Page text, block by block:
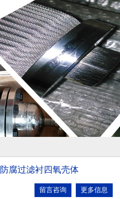
防腐过滤衬四氧壳体
留言咨询 更多信息